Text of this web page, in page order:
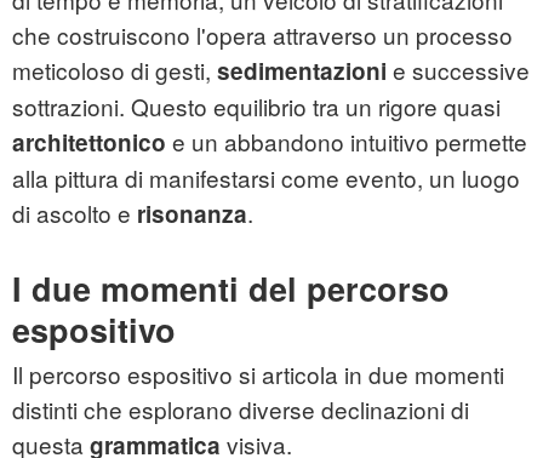
che costruiscono l'opera attraverso un processo
meticoloso di gesti, sedimentazioni e successive
sottrazioni. Questo equilibrio tra un rigore quasi
architettonico e un abbandono intuitivo permette
alla pittura di manifestarsi come evento, un luogo
di ascolto e risonanza.
I due momenti del percorso
espositivo
Il percorso espositivo si articola in due momenti
distinti che esplorano diverse declinazioni di
questa grammatica visiva.